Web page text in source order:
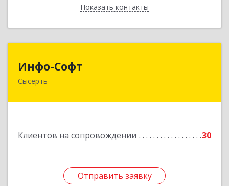
Показать контакты
Назад
Инфо-Софт
Сысерть
Клиентов на сопровождении 30
Отправить заявку
624021, Свердловская обл, Сысерть г, Коммуны
Отправить заявку